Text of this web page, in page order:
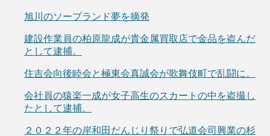
旭川のソープランド夢を摘発
建設作業員の柏原龍成が貴金属買取店で金品を盗んだ
として逮捕。
住吉会向後睦会と極東会真誠会が歌舞伎町で乱闘に。
会社員の猿楽一成が女子高生のスカートの中を盗撮し
たとして逮捕。
２０２２年の岸和田だんじり祭りで弘道会司興業の杉